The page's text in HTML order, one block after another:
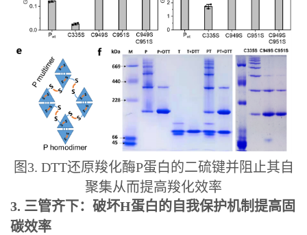
图3. DTT还原羧化酶P蛋白的二硫键并阻止其自
聚集从而提高羧化效率
3. 三管齐下：破坏H蛋白的自我保护机制提高固
碳效率